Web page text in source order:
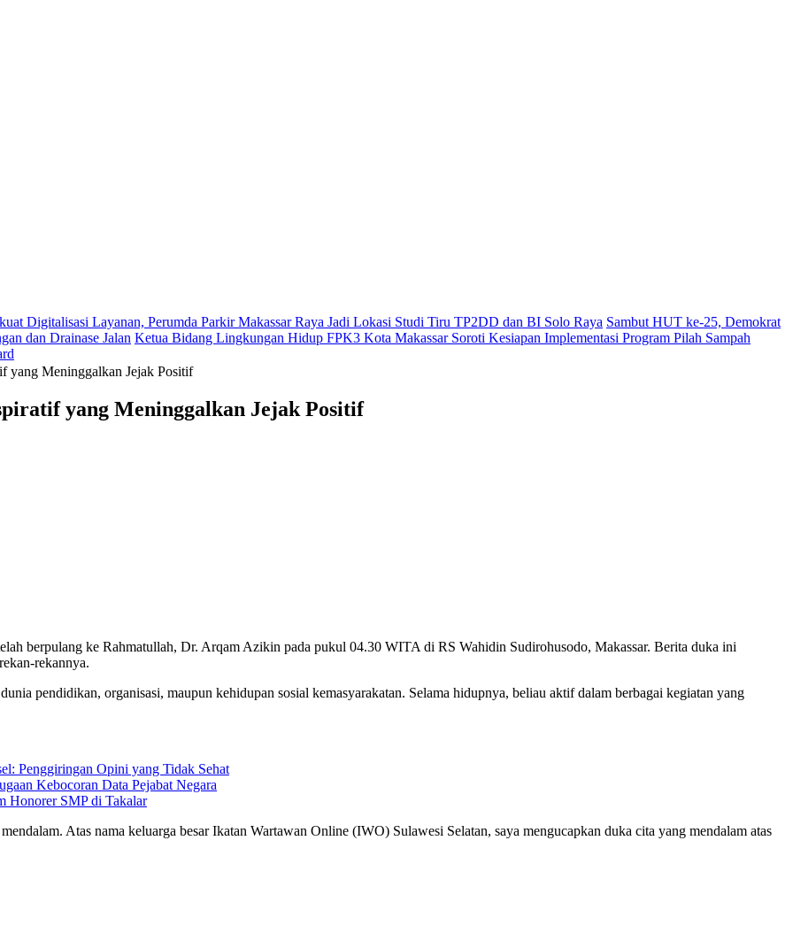
Digitalisasi Layanan, Perumda Parkir Makassar Raya Jadi Lokasi Studi Tiru TP2DD dan BI Solo Raya Sambut HUT ke-25, Demokrat
dan Drainase Jalan Ketua Bidang Lingkungan Hidup FPK3 Kota Makassar Soroti Kesiapan Implementasi Program Pilah Sampah
yang Meninggalkan Jejak Positif
yang Meninggalkan Jejak Positif
berpulang ke Rahmatullah, Dr. Arqam Azikin pada pukul 04.30 WITA di RS Wahidin Sudirohusodo, Makassar. Berita duka ini
rekannya.
pendidikan, organisasi, maupun kehidupan sosial kemasyarakatan. Selama hidupnya, beliau aktif dalam berbagai kegiatan yang
Penggiringan Opini yang Tidak Sehat
Kebocoran Data Pejabat Negara
Honorer SMP di Takalar
Atas nama keluarga besar Ikatan Wartawan Online (IWO) Sulawesi Selatan, saya mengucapkan duka cita yang mendalam atas